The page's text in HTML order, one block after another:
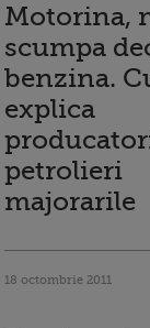
Motorina,
scumpa
benzina.
explica
petrolieri
majorarile
18 octombrie 2011